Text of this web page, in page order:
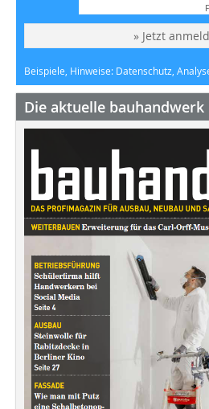
» Jetzt
Beispiele, Hinweise: Datenschutz,
Die aktuelle bauhandwerk